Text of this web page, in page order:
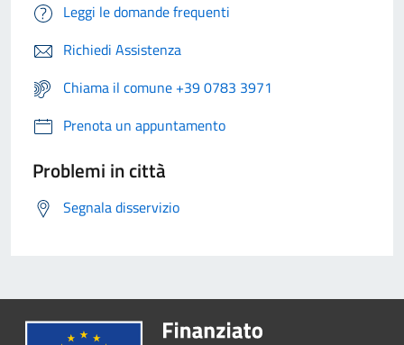
Leggi le domande frequenti
Richiedi Assistenza
Chiama il comune +39 0783 3971
Prenota un appuntamento
Problemi in città
Segnala disservizio